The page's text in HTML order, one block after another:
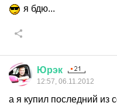
я бдю...
Юрэк
12:57, 06.11.2012
а я купил последний из